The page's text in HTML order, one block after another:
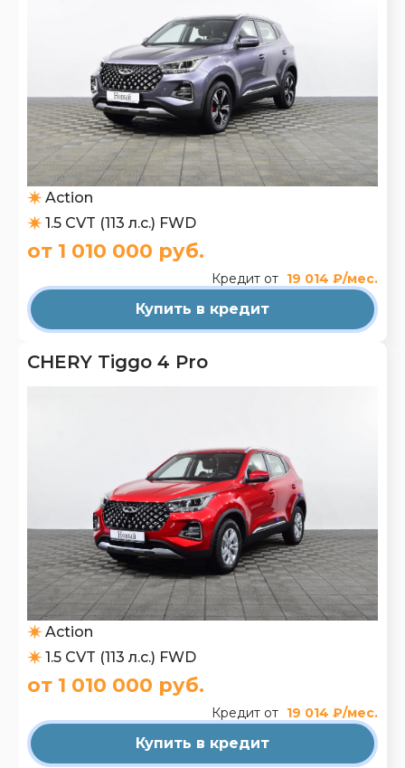
Action
1.5 CVT (113 л.с.) FWD
от 1 010 000 руб.
Кредит от 19 014 ₽/мес.
Купить в кредит
CHERY Tiggo 4 Pro
Action
1.5 CVT (113 л.с.) FWD
от 1 010 000 руб.
Кредит от 19 014 ₽/мес.
Купить в кредит